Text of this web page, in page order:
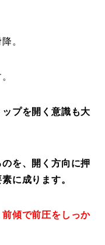
Present
。
プを開く意識も大
を、開く方向に押
に成ります。
傾で前圧をしっか